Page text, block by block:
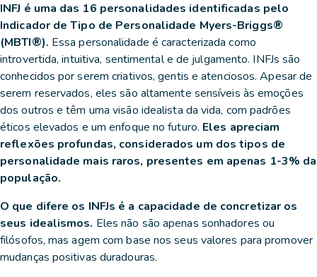
INFJ é uma das 16 personalidades identificadas pelo
Indicador de Tipo de Personalidade Myers-Briggs®
(MBTI®). Essa personalidade é caracterizada como
introvertida, intuitiva, sentimental e de julgamento. INFJs são
conhecidos por serem criativos, gentis e atenciosos. Apesar de
serem reservados, eles são altamente sensíveis às emoções
dos outros e têm uma visão idealista da vida, com padrões
éticos elevados e um enfoque no futuro. Eles apreciam
reflexões profundas, considerados um dos tipos de
personalidade mais raros, presentes em apenas 1-3% da
população.
O que difere os INFJs é a capacidade de concretizar os
seus idealismos. Eles não são apenas sonhadores ou
filósofos, mas agem com base nos seus valores para promover
mudanças positivas duradouras.